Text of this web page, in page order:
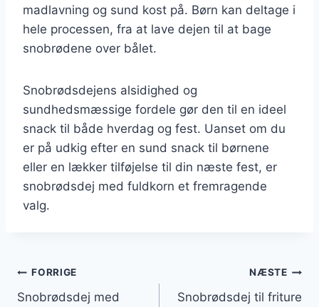
madlavning og sund kost på. Børn kan deltage i
hele processen, fra at lave dejen til at bage
snobrødene over bålet.
Snobrødsdejens alsidighed og
sundhedsmæssige fordele gør den til en ideel
snack til både hverdag og fest. Uanset om du
er på udkig efter en sund snack til børnene
eller en lækker tilføjelse til din næste fest, er
snobrødsdej med fuldkorn et fremragende
valg.
Indlægsnavigation
FORRIGE
Snobrødsdej med
NÆSTE
Snobrødsdej til friture